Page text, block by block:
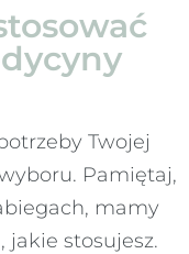
Twojej
Pamiętaj,
mamy
jakie stosujesz.